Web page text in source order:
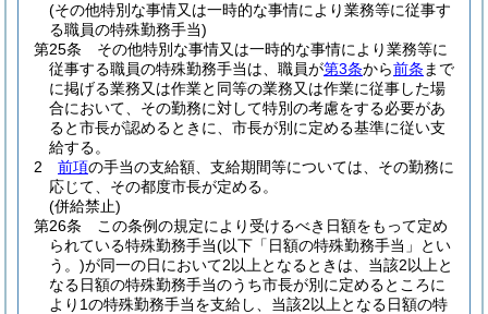
(その他特別な事情又は一時的な事情により業務等に従事す
る職員の特殊勤務手当)
第25条
その他特別な事情又は一時的な事情により業務等に
従事する職員の特殊勤務手当は、職員が第3条から前条 まで
に掲げる業務又は作業と同等の業務又は作業に従事した場
合において、その勤務に対して特別の考慮をする必要があ
ると市長が認めるときに、市長が別に定める基準に従い支
給する。
2
前項の手当の支給額、支給期間等については、その勤務に
応じて、その都度市長が定める。
(併給禁止)
第26条
この条例の規定により受けるべき日額をもって定め
られている特殊勤務手当(以下「日額の特殊勤務手当」とい
う。)が同一の日において2以上となるときは、当該2以上と
なる日額の特殊勤務手当のうち市長が別に定めるところに
より1の特殊勤務手当を支給し、当該2以上となる日額の特